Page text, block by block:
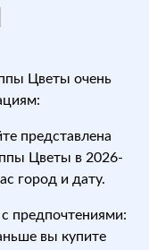
Цветы очень
представлена
Цветы в 2026-
город и дату.
предпочтениями:
вы купите